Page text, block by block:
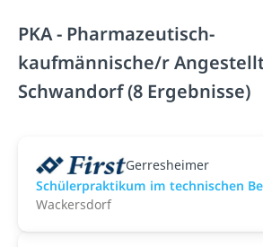
PKA - Pharmazeutisch-
kaufmännische/r
Schwandorf (8 Ergebnisse)
Gerresheimer
Schülerpraktikum im technischen
Wackersdorf